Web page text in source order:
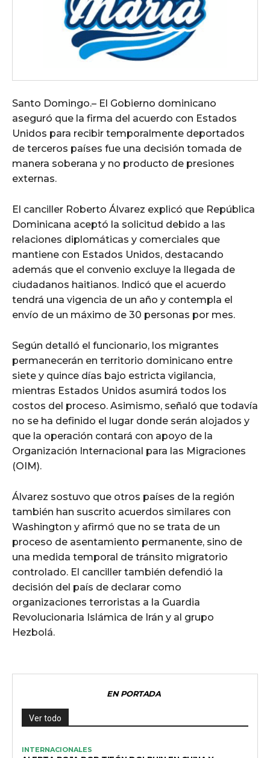
Santo Domingo.– El Gobierno dominicano
aseguró que la firma del acuerdo con Estados
Unidos para recibir temporalmente deportados
de terceros países fue una decisión tomada de
manera soberana y no producto de presiones
externas.
El canciller Roberto Álvarez explicó que República
Dominicana aceptó la solicitud debido a las
relaciones diplomáticas y comerciales que
mantiene con Estados Unidos, destacando
además que el convenio excluye la llegada de
ciudadanos haitianos. Indicó que el acuerdo
tendrá una vigencia de un año y contempla el
envío de un máximo de 30 personas por mes.
Según detalló el funcionario, los migrantes
permanecerán en territorio dominicano entre
siete y quince días bajo estricta vigilancia,
mientras Estados Unidos asumirá todos los
costos del proceso. Asimismo, señaló que todavía
no se ha definido el lugar donde serán alojados y
que la operación contará con apoyo de la
Organización Internacional para las Migraciones
(OIM).
Álvarez sostuvo que otros países de la región
también han suscrito acuerdos similares con
Washington y afirmó que no se trata de un
proceso de asentamiento permanente, sino de
una medida temporal de tránsito migratorio
controlado. El canciller también defendió la
decisión del país de declarar como
organizaciones terroristas a la Guardia
Revolucionaria Islámica de Irán y al grupo
Hezbolá.
EN PORTADA
Ver todo
INTERNACIONALES